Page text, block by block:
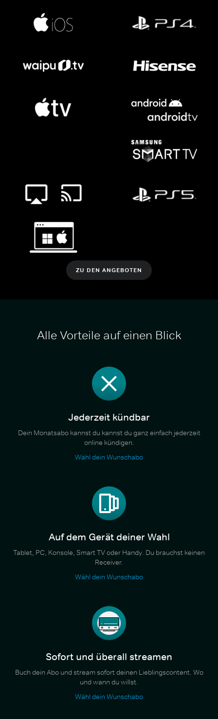
ZU DEN ANGEBOTEN
Alle Vorteile auf einen Blick
Jederzeit kündbar
Dein Monatsabo kannst du kannst du ganz einfach jederzeit
online kündigen.
Wähl dein Wunschabo
Auf dem Gerät deiner Wahl
Tablet, PC, Konsole, Smart TV oder Handy. Du brauchst keinen
Receiver.
Wähl dein Wunschabo
Sofort und überall streamen
Buch dein Abo und stream sofort deinen Lieblingscontent. Wo
und wann du willst.
Wähl dein Wunschabo